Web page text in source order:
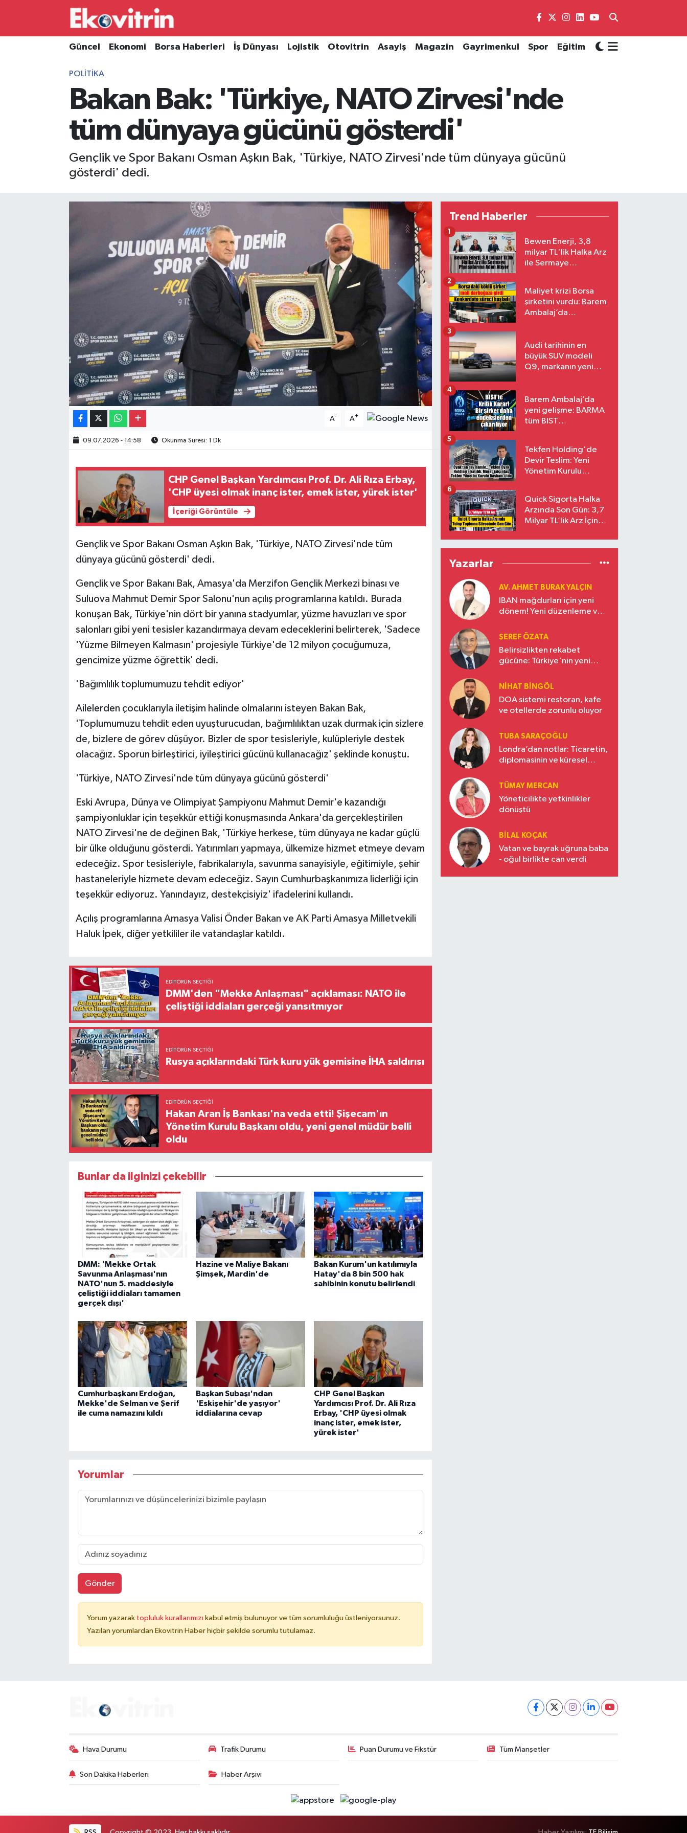
Güncel Ekonomi Borsa Haberleri İş Dünyası Lojistik Otovitrin Asayiş Magazin Gayrimenkul Spor Eğitim
POLITIKA
Bakan Bak: 'Türkiye, NATO Zirvesi'nde
tüm dünyaya gücünü gösterdi'
Gençlik ve Spor Bakanı Osman Aşkın Bak, 'Türkiye, NATO Zirvesi'nde tüm dünyaya gücünü
gösterdi' dedi.
A- A+
09.07.2026 - 14:58 Okunma Süresi: 1 Dk
CHP Genel Başkan Yardımcısı Prof. Dr. Ali Rıza Erbay,
'CHP üyesi olmak inanç ister, emek ister, yürek ister'
İçeriği Görüntüle
Gençlik ve Spor Bakanı Osman Aşkın Bak, 'Türkiye, NATO Zirvesi'nde tüm
dünyaya gücünü gösterdi' dedi.
Gençlik ve Spor Bakanı Bak, Amasya'da Merzifon Gençlik Merkezi binası ve
Suluova Mahmut Demir Spor Salonu'nun açılış programlarına katıldı. Burada
konuşan Bak, Türkiye'nin dört bir yanına stadyumlar, yüzme havuzları ve spor
salonları gibi yeni tesisler kazandırmaya devam edeceklerini belirterek, 'Sadece
'Yüzme Bilmeyen Kalmasın' projesiyle Türkiye'de 12 milyon çocuğumuza,
gencimize yüzme öğrettik' dedi.
'Bağımlılık toplumumuzu tehdit ediyor'
Ailelerden çocuklarıyla iletişim halinde olmalarını isteyen Bakan Bak,
'Toplumumuzu tehdit eden uyuşturucudan, bağımlılıktan uzak durmak için sizlere
de, bizlere de görev düşüyor. Bizler de spor tesisleriyle, kulüpleriyle destek
olacağız. Sporun birleştirici, iyileştirici gücünü kullanacağız' şeklinde konuştu.
'Türkiye, NATO Zirvesi'nde tüm dünyaya gücünü gösterdi'
Eski Avrupa, Dünya ve Olimpiyat Şampiyonu Mahmut Demir'e kazandığı
şampiyonluklar için teşekkür ettiği konuşmasında Ankara'da gerçekleştirilen
NATO Zirvesi'ne de değinen Bak, 'Türkiye herkese, tüm dünyaya ne kadar güçlü
bir ülke olduğunu gösterdi. Yatırımları yapmaya, ülkemize hizmet etmeye devam
edeceğiz. Spor tesisleriyle, fabrikalarıyla, savunma sanayisiyle, eğitimiyle, şehir
hastaneleriyle hizmete devam edeceğiz. Sayın Cumhurbaşkanımıza liderliği için
teşekkür ediyoruz. Yanındayız, destekçisiyiz' ifadelerini kullandı.
Açılış programlarına Amasya Valisi Önder Bakan ve AK Parti Amasya Milletvekili
Haluk İpek, diğer yetkililer ile vatandaşlar katıldı.
EDITÖRÜN SEÇTIĞI
DMM'den "Mekke Anlaşması" açıklaması: NATO ile
çeliştiği iddiaları gerçeği yansıtmıyor
EDITÖRÜN SEÇTIĞI
Rusya açıklarındaki Türk kuru yük gemisine İHA saldırısı
EDITÖRÜN SEÇTIĞI
Hakan Aran İş Bankası'na veda etti! Şişecam'ın
Yönetim Kurulu Başkanı oldu, yeni genel müdür belli
oldu
Bunlar da ilginizi çekebilir
DMM: 'Mekke Ortak
Savunma Anlaşması'nın
NATO'nun 5. maddesiyle
çeliştiği iddiaları tamamen
gerçek dışı'
Hazine ve Maliye Bakanı
Şimşek, Mardin'de
Bakan Kurum'un katılımıyla
Hatay'da 8 bin 500 hak
sahibinin konutu belirlendi
Cumhurbaşkanı Erdoğan,
Mekke'de Selman ve Şerif
ile cuma namazını kıldı
Başkan Subaşı'ndan
'Eskişehir'de yaşıyor'
iddialarına cevap
CHP Genel Başkan
Yardımcısı Prof. Dr. Ali Rıza
Erbay, 'CHP üyesi olmak
inanç ister, emek ister,
yürek ister'
Yorumlar
Gönder
Yorum yazarak topluluk kurallarımızı kabul etmiş bulunuyor ve tüm sorumluluğu üstleniyorsunuz.
Yazılan yorumlardan Ekovitrin Haber hiçbir şekilde sorumlu tutulamaz.
Trend Haberler
Bewen Enerji, 3,8
milyar TL'lik Halka Arz
ile Sermaye
1
Maliyet krizi Borsa
şirketini vurdu: Barem
Ambalaj’da
2
Audi tarihinin en
büyük SUV modeli
Q9, markanın yeni
3
Barem Ambalaj’da
yeni gelişme: BARMA
tüm BIST
4
Tekfen Holding'de
Devir Teslim: Yeni
Yönetim Kurulu
5
Quick Sigorta Halka
Arzında Son Gün: 3,7
Milyar TL’lik Arz İçin
Eriyor
6
Yazarlar
AV. AHMET BURAK YALÇIN
IBAN mağdurları için yeni
dönem! Yeni düzenleme ve
ŞEREF ÖZATA
Belirsizlikten rekabet
gücüne: Türkiye'nin yeni
NIHAT BINGÖL
DOA sistemi restoran, kafe
ve otellerde zorunlu oluyor
TUBA SARAÇOĞLU
Londra’dan notlar: Ticaretin,
diplomasinin ve küresel
Türkiye’nin yükselen gücü
TÜMAY MERCAN
Yöneticilikte yetkinlikler
dönüştü
BILAL KOÇAK
Vatan ve bayrak uğruna baba
- oğul birlikte can verdi
Hava Durumu Trafik Durumu Puan Durumu ve Fikstür Tüm Manşetler
Son Dakika Haberleri Haber Arşivi
Güncel
Borsa Haberleri
Gayrimenkul
Hava Durumu
Süper Lig Puan Durumu ve Fikstür
Tüm Manşetler
Son Dakika Haberleri
Haber Arşivi